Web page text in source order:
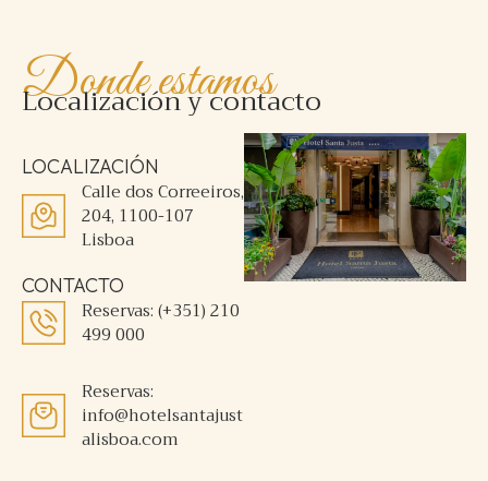
Donde estamos
Localización y contacto
LOCALIZACIÓN
Calle dos Correeiros,
204, 1100-107
Lisboa
CONTACTO
Reservas: (+351) 210
499 000
Reservas:
info@hotelsantajust
alisboa.com